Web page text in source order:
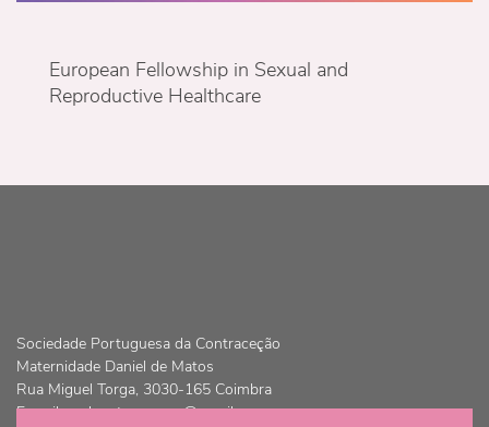
European Fellowship in Sexual and
Reproductive Healthcare
Sociedade Portuguesa da Contraceção
Maternidade Daniel de Matos
Rua Miguel Torga, 3030-165 Coimbra
E-mail:spdcontracepcao@gmail.com